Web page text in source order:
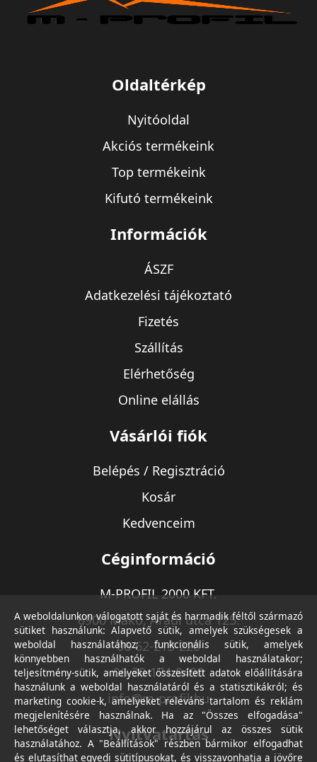
Oldaltérkép
Nyitóoldal
Akciós termékeink
Top termékeink
Kifutó termékeink
Információk
ÁSZF
Adatkezelési tájékoztató
Fizetés
Szállítás
Elérhetőség
Online elállás
Vásárlói fiók
Belépés / Regisztráció
Kosár
Kedvenceim
Céginformáció
M-PROFIL 2000 KFT.
6900 Makó, Aradi utca 125.
06-62-213-220
06-30-174-9490
info@m-profil.hu
Nyitvatartás
A weboldalunkon válogatott saját és harmadik féltől származó
sütiket használunk: Alapvető sütik, amelyek szükségesek a
weboldal használatához; funkcionális sütik, amelyek
könnyebben használhatók a weboldal használatakor;
teljesítmény-sütik, amelyeket összesített adatok előállítására
használunk a weboldal használatáról és a statisztikákról; és
marketing cookie-k, amelyeket releváns tartalom és reklám
megjelenítésére használnak. Ha az "Összes elfogadása"
lehetőséget választja, akkor hozzájárul az összes sütik
használatához. A "Beállítások" részben bármikor elfogadhat
és elutasíthat egyedi sütitípusokat, és visszavonhatja a jövőre